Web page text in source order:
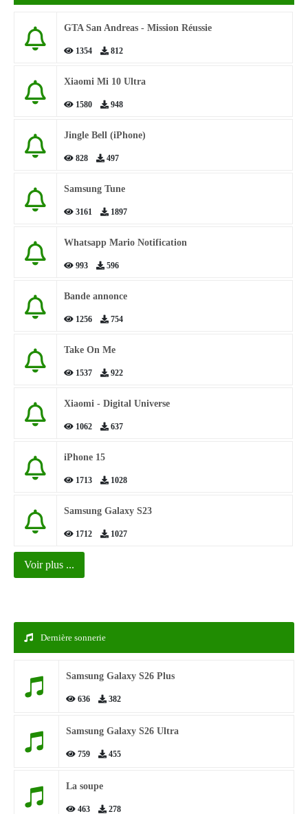
GTA San Andreas - Mission Réussie
1354 812
Xiaomi Mi 10 Ultra
1580 948
Jingle Bell (iPhone)
828 497
Samsung Tune
3161 1897
Whatsapp Mario Notification
993 596
Bande annonce
1256 754
Take On Me
1537 922
Xiaomi - Digital Universe
1062 637
iPhone 15
1713 1028
Samsung Galaxy S23
1712 1027
Voir plus ...
Dernière sonnerie
Samsung Galaxy S26 Plus
636 382
Samsung Galaxy S26 Ultra
759 455
La soupe
463 278